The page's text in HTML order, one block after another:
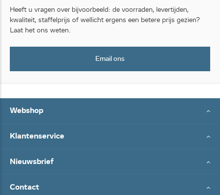
Heeft u vragen over bijvoorbeeld: de voorraden, levertijden,
kwaliteit, staffelprijs of wellicht ergens een betere prijs gezien?
Laat het ons weten.
Email ons
Webshop
Klantenservice
Nieuwsbrief
Contact